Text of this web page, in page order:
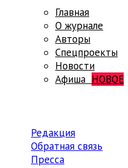
Главная
О журнале
Авторы
Спецпроекты
Новости
Афиша НОВОЕ
Редакция
Обратная связь
Пресса